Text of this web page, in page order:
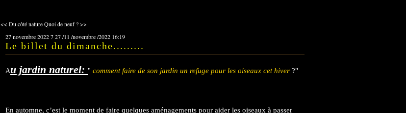
<< Du côté natureQuoi de neuf ? >>
27 novembre 2022727/11 /novembre/2022 16:19
Le billet du dimanche.........
Au jardin naturel: " comment faire de son jardin un refuge pour les oiseaux cet hiver ?"
En automne, c’est le moment de faire quelques aménagements pour aider les oiseaux à passer